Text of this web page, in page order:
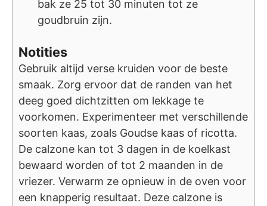
bak ze 25 tot 30 minuten tot ze
goudbruin zijn.
Notities
Gebruik altijd verse kruiden voor de beste
smaak. Zorg ervoor dat de randen van het
deeg goed dichtzitten om lekkage te
voorkomen. Experimenteer met verschillende
soorten kaas, zoals Goudse kaas of ricotta.
De calzone kan tot 3 dagen in de koelkast
bewaard worden of tot 2 maanden in de
vriezer. Verwarm ze opnieuw in de oven voor
een knapperig resultaat. Deze calzone is